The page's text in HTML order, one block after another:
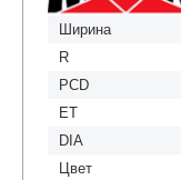
Ширина
R
PCD
ET
DIA
Цвет